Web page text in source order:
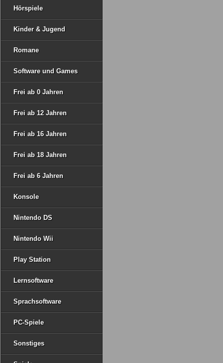
Hörspiele
Kinder & Jugend
Romane
Software und Games
Frei ab 0 Jahren
Frei ab 12 Jahren
Frei ab 16 Jahren
Frei ab 18 Jahren
Frei ab 6 Jahren
Konsole
Nintendo DS
Nintendo Wii
Play Station
Lernsoftware
Sprachsoftware
PC-Spiele
Sonstiges